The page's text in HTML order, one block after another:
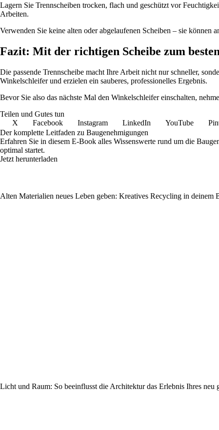
Lagern Sie Trennscheiben trocken, flach und geschützt vor
Arbeiten.
Verwenden Sie keine alten oder abgelaufenen Scheiben – sie können
Fazit: Mit der richtigen Scheibe zum
Die passende Trennscheibe macht Ihre Arbeit nicht nur schneller,
Winkelschleifer und erzielen ein sauberes, professionelles Ergebnis.
Bevor Sie also das nächste Mal den Winkelschleifer einschalten,
Teilen und Gutes tun
X
Facebook Instagram LinkedIn YouTube
Der komplette Leitfaden zu Baugenehmigungen
Erfahren Sie in diesem E-Book alles Wissenswerte rund um die
optimal startet.
Jetzt herunterladen
Alten Materialien neues Leben geben: Kreatives Recycling in deinem
Licht und Raum: So beeinflusst die Architektur das Erlebnis Ihres neu